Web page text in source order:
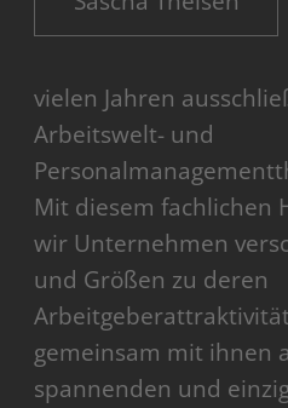
vielen Jahren
Arbeitswelt- und
Mit diesem fachlichen
wir Unternehmen
und Größen zu deren
gemeinsam mit ihnen
spannenden und